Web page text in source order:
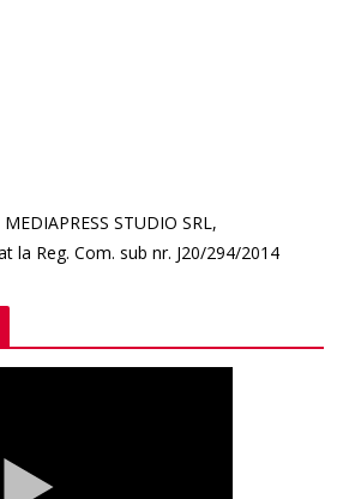
STUDIO SRL,
la Reg. Com. sub nr. J20/294/2014